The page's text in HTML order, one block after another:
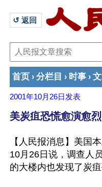
↺ 返回
首页 › 分栏目 › 时事 ›
2001年10月26日 发表
美炭疽恐慌愈演愈
【人民报消息】美国
10月26日说，调查人
的大楼内也发现了炭疽